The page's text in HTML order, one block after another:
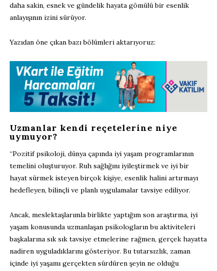
daha sakin, esnek ve gündelik hayata gömülü bir esenlik
anlayışının izini sürüyor.
Yazıdan öne çıkan bazı bölümleri aktarıyoruz:
Uzmanlar kendi reçetelerine niye
uymuyor?
“Pozitif psikoloji, dünya çapında iyi yaşam programlarının
temelini oluşturuyor. Ruh sağlığını iyileştirmek ve iyi bir
hayat sürmek isteyen birçok kişiye, esenlik halini artırmayı
hedefleyen, bilinçli ve planlı uygulamalar tavsiye ediliyor.
Ancak, meslektaşlarımla birlikte yaptığım son araştırma, iyi
yaşam konusunda uzmanlaşan psikologların bu aktiviteleri
başkalarına sık sık tavsiye etmelerine rağmen, gerçek hayatta
nadiren uyguladıklarını gösteriyor. Bu tutarsızlık, zaman
içinde iyi yaşamı gerçekten sürdüren şeyin ne olduğu